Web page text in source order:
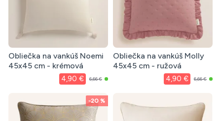
Obliečka na vankúš Noemi
45x45 cm - krémová
4,90 € 6,66 €
Obliečka na vankúš Molly
45x45 cm - ružová
4,90 € 6,66 €
-20 %